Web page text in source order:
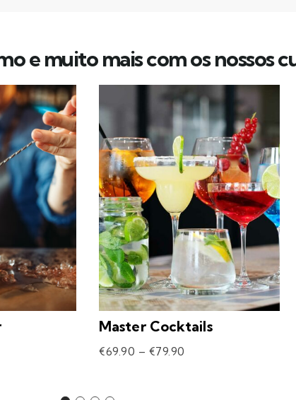
e muito mais com os nossos
Master Cocktails
€69.90 – €79.90